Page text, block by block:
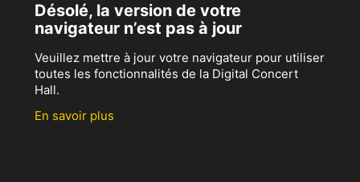
Désolé, la version de votre
navigateur n’est pas à jour
Veuillez mettre à jour votre navigateur pour utiliser
toutes les fonctionnalités de la Digital Concert
Hall.
En savoir plus